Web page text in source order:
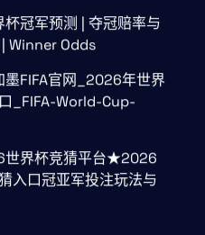
冠军预测 | 夺冠赔率与
Winner Odds
FIFA官网_2026年世界
_FIFA-World-Cup-
世界杯竞猜平台★2026
入口冠亚军投注玩法与